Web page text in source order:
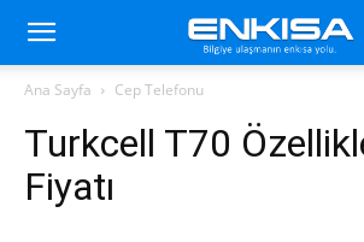
Ana Sayfa Cep Telefonu
Turkcell T70
Fiyatı